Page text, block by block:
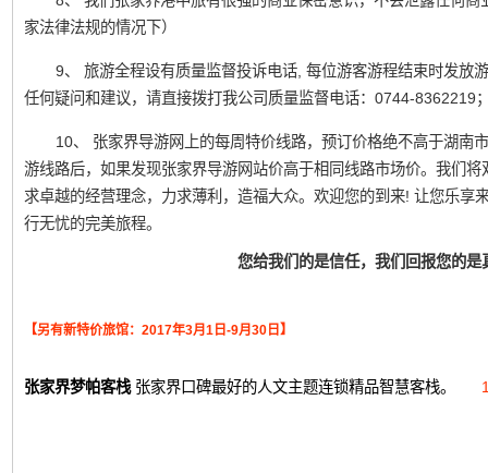
家法律法规的情况下）
9、 旅游全程设有质量监督投诉电话, 每位游客游程结束时发放
任何疑问和建议，请直接拨打我公司质量监督电话：0744-8362219
10、 张家界导游网上的每周特价线路，预订价格绝不高于湖南
游线路后，如果发现张家界导游网站价高于相同线路市场价。我们
求卓越的经营理念，力求薄利，造福大众。欢迎您的到来! 让您乐享
行无忧的完美旅程。
您给我们的是信任，我们回报您的是
【另有新特价旅馆：2017年3月1日-9月30日】
张家界梦帕客栈张家界口碑最好的人文主题连锁精品智慧客栈。